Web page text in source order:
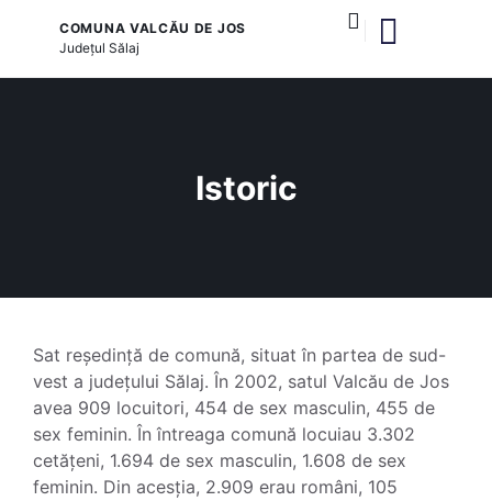
COMUNA VALCĂU DE JOS
Județul Sălaj
Istoric
Sat reședință de comună, situat în partea de sud-
vest a județului Sălaj. În 2002, satul Valcău de Jos
avea 909 locuitori, 454 de sex masculin, 455 de
sex feminin. În întreaga comună locuiau 3.302
cetățeni, 1.694 de sex masculin, 1.608 de sex
feminin. Din acesția, 2.909 erau români, 105